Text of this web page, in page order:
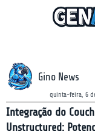
Gino News
quinta-feira, 6
Integração do
Unstructured: